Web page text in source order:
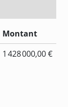
Montant
1 428 000,00 €